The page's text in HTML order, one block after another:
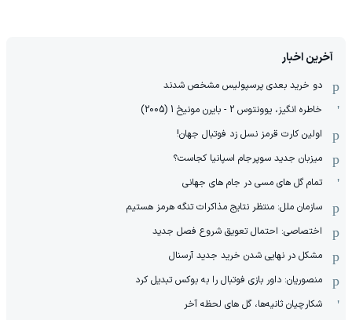
آخرین اخبار
دو خرید بعدی پرسپولیس مشخص شدند
خاطره انگیز، یوونتوس 2 - بایرن مونیخ 1 (2005)
اولین کارت قرمز نسل زد فوتبال جهان!
میزبان جدید سوپرجام اسپانیا کجاست؟
تمام گل های مسی در جام های جهانی
سازمان ملل: منتظر نتایج مذاکرات تنگه هرمز هستیم
اختصاصی: احتمال تعویق شروع فصل جدید
مشکل در نهایی شدن خرید جدید آرسنال
منصوریان: داور بازی فوتبال را به بوکس تبدیل کرد
شکارچیان ثانیه‌ها، گل های لحظه آخر